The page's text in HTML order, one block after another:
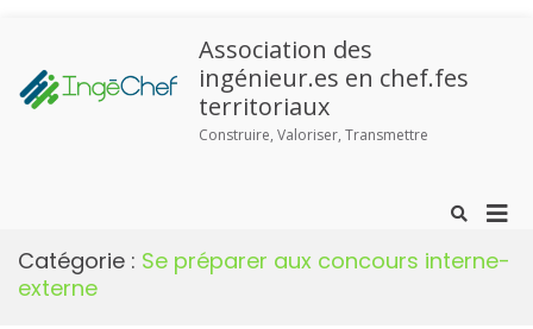
Association des
ingénieur.es en chef.fes
territoriaux
Construire, Valoriser, Transmettre
Catégorie : Se préparer aux concours interne-
externe